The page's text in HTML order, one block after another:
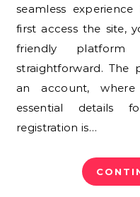
seamless
first access the site,
friendly platform
straightforward. The
an account,
essential details
registration is…